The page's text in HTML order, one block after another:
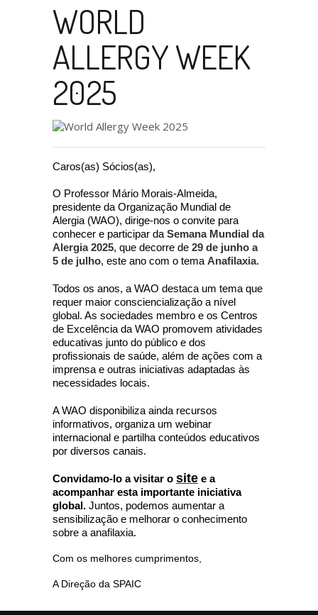
WORLD
ALLERGY WEEK
2025
Caros(as) Sócios(as),
O Professor Mário Morais-Almeida,
presidente da Organização Mundial de
Alergia (WAO), dirige-nos o convite para
conhecer e participar da Semana Mundial da
Alergia 2025, que decorre de 29 de junho a
5 de julho, este ano com o tema Anafilaxia.
Todos os anos, a WAO destaca um tema que
requer maior consciencialização a nível
global. As sociedades membro e os Centros
de Excelência da WAO promovem atividades
educativas junto do público e dos
profissionais de saúde, além de ações com a
imprensa e outras iniciativas adaptadas às
necessidades locais.
A WAO disponibiliza ainda recursos
informativos, organiza um webinar
internacional e partilha conteúdos educativos
por diversos canais.
Convidamo-lo a visitar o site e a
acompanhar esta importante iniciativa
global. Juntos, podemos aumentar a
sensibilização e melhorar o conhecimento
sobre a anafilaxia.
Com os melhores cumprimentos,
A Direção da SPAIC